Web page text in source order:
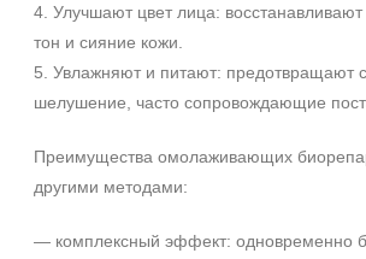
PDRN
Аминокислоты
Витамин C
Показать еще
Время применения
4. Улучшают цвет лица: восстанавливают
тон и сияние кожи.
5. Увлажняют и питают: предотвращают
шелушение, часто сопровождающие
Преимущества омолаживающих
другими методами:
— комплексный эффект: одновременно